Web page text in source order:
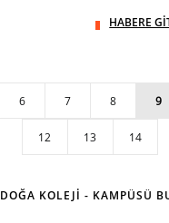
HABERE
6 7 8 9
12 13 14
DOĞA KOLEJİ - KAMPÜSÜ